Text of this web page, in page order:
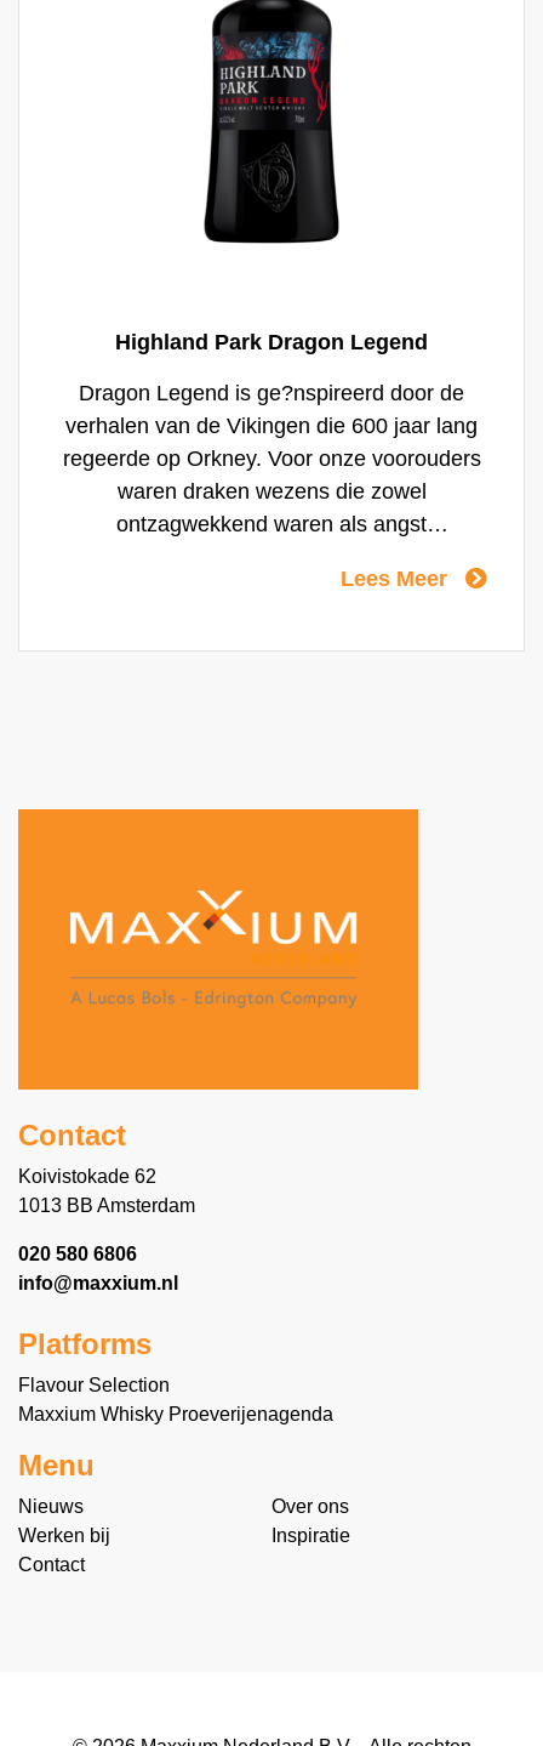
Highland Park Dragon Legend
Dragon Legend is ge?nspireerd door de
verhalen van de Vikingen die 600 jaar lang
regeerde op Orkney. Voor onze voorouders
waren draken wezens die zowel
ontzagwekkend waren als angst
krachten en stonden ook symbool voor de
versloeg Sigurd, een Viking strijder, de
helden van de mythische Norse saga's.
Dragon Legend is een eerbetoon aan
Sigurd?s moed en vastberadenheid.
Deugden die centraal staan in de Viking
erecode en bij ons in op de distilleerderij.
Lees Meer
Contact
Koivistokade 62
1013 BB Amsterdam
020 580 6806
info@maxxium.nl
Platforms
Flavour Selection
Maxxium Whisky Proeverijenagenda
Menu
Nieuws
Over ons
Werken bij
Inspiratie
Contact